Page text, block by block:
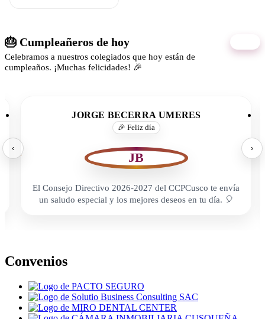
🎂 Cumpleañeros de hoy
Celebramos a nuestros colegiados que hoy están de
cumpleaños. ¡Muchas felicidades! 🎉
‹
JORGE BECERRA UMERES
🎉 Feliz día
JB
El Consejo Directivo 2026-2027 del CCPCusco te envía
un saludo especial y los mejores deseos en tu día. 🎈
›
Convenios